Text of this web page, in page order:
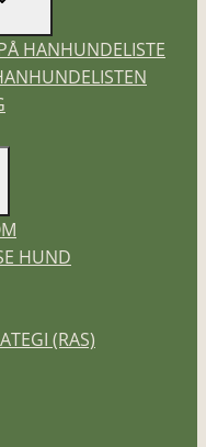
HANHUNDELISTE
HUND
(RAS)